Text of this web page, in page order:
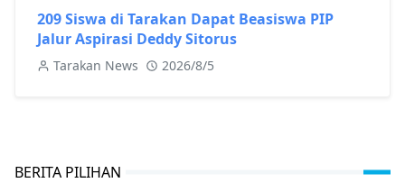
209 Siswa di Tarakan Dapat Beasiswa PIP
Jalur Aspirasi Deddy Sitorus
Tarakan News 2026/8/5
BERITA PILIHAN